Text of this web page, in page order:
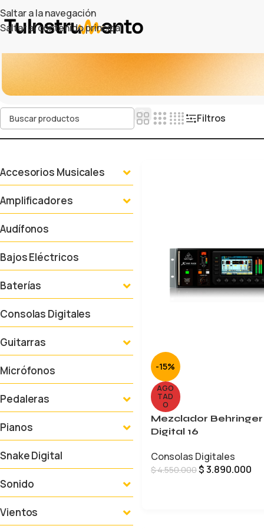
Saltar a la navegación
Saltar al contenido principal
Filtros
Accesorios Musicales
Amplificadores
Audífonos
Bajos Eléctricos
Baterías
Consolas Digitales
Guitarras
Micrófonos
Pedaleras
Pianos
Snake Digital
Sonido
Vientos
-15%
AGO
TAD
O
Mezclador Behringer
Digital 16
Consolas Digitales
$4.550.000$3.890.000